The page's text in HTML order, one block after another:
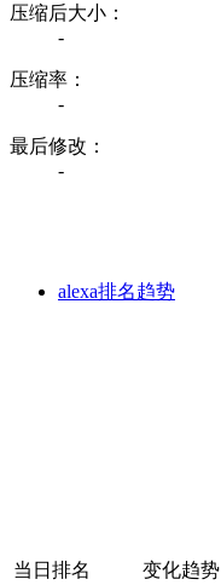
压缩后大小：
-
压缩率：
-
最后修改：
-
alexa排名趋势
当日排名 变化趋势